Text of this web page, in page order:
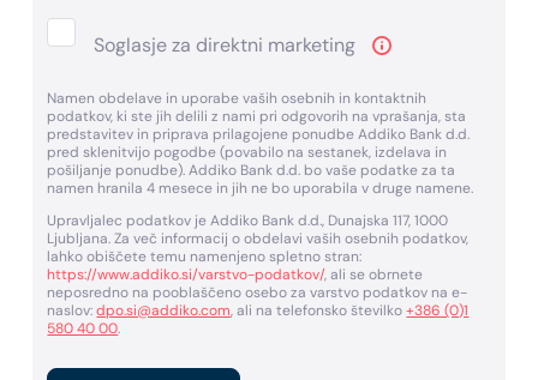
Soglasje za direktni marketing
Namen obdelave in uporabe vaših osebnih in kontaktnih
podatkov, ki ste jih delili z nami pri odgovorih na vprašanja, sta
predstavitev in priprava prilagojene ponudbe Addiko Bank d.d.
pred sklenitvijo pogodbe (povabilo na sestanek, izdelava in
pošiljanje ponudbe). Addiko Bank d.d. bo vaše podatke za ta
namen hranila 4 mesece in jih ne bo uporabila v druge namene.
Upravljalec podatkov je Addiko Bank d.d., Dunajska 117, 1000
Ljubljana. Za več informacij o obdelavi vaših osebnih podatkov,
lahko obiščete temu namenjeno spletno stran:
https://www.addiko.si/varstvo-podatkov/, ali se obrnete
neposredno na pooblaščeno osebo za varstvo podatkov na e-
naslov:dpo.si@addiko.com, ali na telefonsko številko+386 (0)1
580 40 00.